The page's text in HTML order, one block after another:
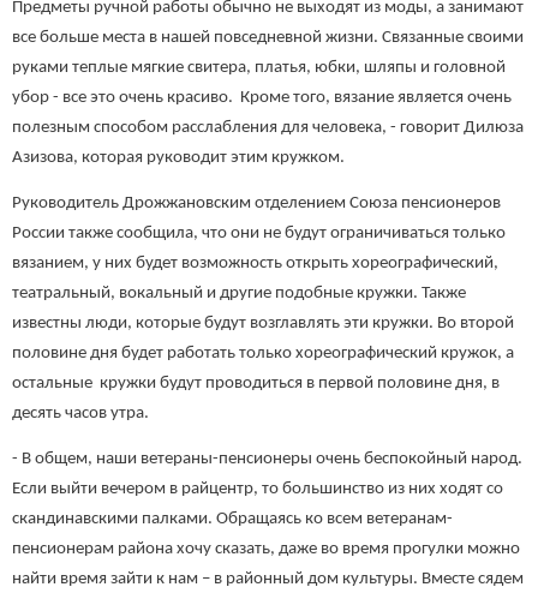
Предметы ручной работы обычно не выходят из моды, а занимают
все больше места в нашей повседневной жизни. Связанные своими
руками теплые мягкие свитера, платья, юбки, шляпы и головной
убор - все это очень красиво. Кроме того, вязание является очень
полезным способом расслабления для человека, - говорит Дилюза
Азизова, которая руководит этим кружком.
Руководитель Дрожжановским отделением Союза пенсионеров
России также сообщила, что они не будут ограничиваться только
вязанием, у них будет возможность открыть хореографический,
театральный, вокальный и другие подобные кружки. Также
известны люди, которые будут возглавлять эти кружки. Во второй
половине дня будет работать только хореографический кружок, а
остальные кружки будут проводиться в первой половине дня, в
десять часов утра.
- В общем, наши ветераны-пенсионеры очень беспокойный народ.
Если выйти вечером в райцентр, то большинство из них ходят со
скандинавскими палками. Обращаясь ко всем ветеранам-
пенсионерам района хочу сказать, даже во время прогулки можно
найти время зайти к нам – в районный дом культуры. Вместе сядем